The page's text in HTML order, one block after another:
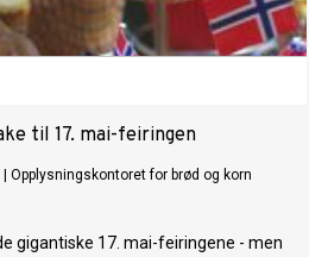
til 17. mai-feiringen
Opplysningskontoret for brød og korn
gigantiske 17. mai-feiringene - men